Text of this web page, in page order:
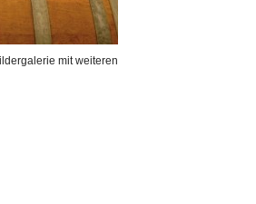
mit weiteren